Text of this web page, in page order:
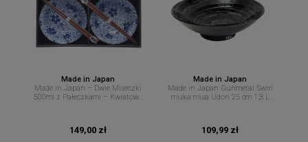
Made in Japan
Made in Japan – Dwie Miseczki
500ml z Pałeczkami – Kwiatowy
149,00 zł
Made in Japan
Made in Japan Gunmetal Swirl
miska misa Udon 25 cm 1,3 L
109,99 zł